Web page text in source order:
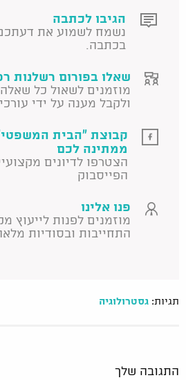
הגיבו לכתבה
נשמח לשמוע את
בכתבה.
שאלו בפורום רשלנות
מוזמנים לשאול כל
ולקבל מענה על ידי
קבוצת "הבית
ממתינה לכם
הצטרפו לדיונים
הפייסבוק
פנו אלינו
מוזמנים לפנות לייעוץ
התחייבות ובסודיות
תגיות: גסטרולוגיה
התגובה שלך